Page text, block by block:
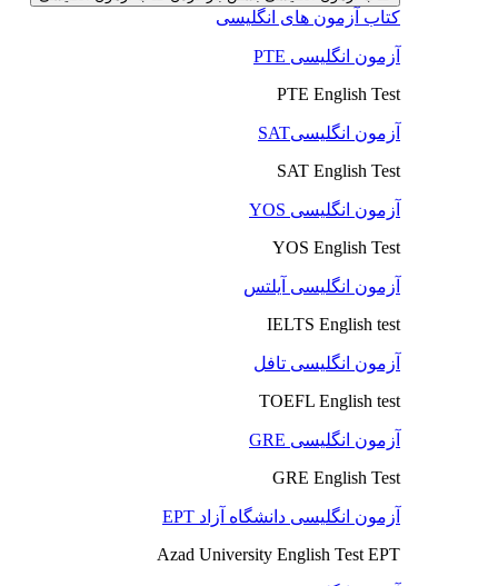
کتاب آزمون های انگلیسی
آزمون انگلیسی PTE
PTE English Test
آزمون انگلیسیSAT
SAT English Test
آزمون انگلیسی YOS
YOS English Test
آزمون انگلیسی آیلتس
IELTS English test
آزمون انگلیسی تافل
TOEFL English test
آزمون انگلیسی GRE
GRE English Test
آزمون انگلیسی دانشگاه آزاد EPT
Azad University English Test EPT